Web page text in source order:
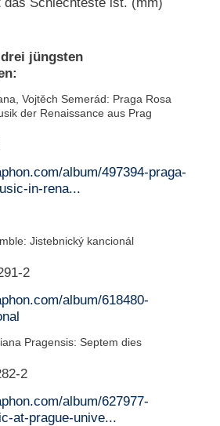
jüngsten
Vojtěch Semerád: Praga Rosa
der Renaissance aus Prag
album/497394-praga-
in-rena...
Jistebnický kancionál
2
album/618480-
Pragensis: Septem dies
2
album/627977-
at-prague-unive...